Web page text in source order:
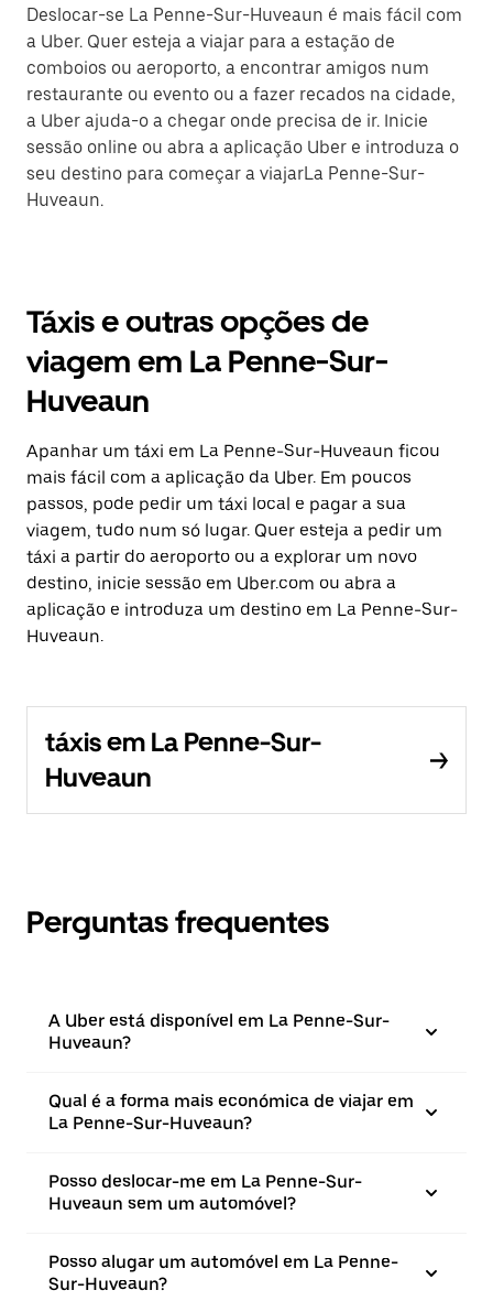
Deslocar-se La Penne-Sur-Huveaun é mais fácil com
a Uber. Quer esteja a viajar para a estação de
comboios ou aeroporto, a encontrar amigos num
restaurante ou evento ou a fazer recados na cidade,
a Uber ajuda-o a chegar onde precisa de ir. Inicie
sessão online ou abra a aplicação Uber e introduza o
seu destino para começar a viajarLa Penne-Sur-
Huveaun.
Táxis e outras opções de
viagem em La Penne-Sur-
Huveaun
Apanhar um táxi em La Penne-Sur-Huveaun ficou
mais fácil com a aplicação da Uber. Em poucos
passos, pode pedir um táxi local e pagar a sua
viagem, tudo num só lugar. Quer esteja a pedir um
táxi a partir do aeroporto ou a explorar um novo
destino, inicie sessão em Uber.com ou abra a
aplicação e introduza um destino em La Penne-Sur-
Huveaun.
táxis em La Penne-Sur-
Huveaun
Perguntas frequentes
A Uber está disponível em La Penne-Sur-
Huveaun?
Qual é a forma mais económica de viajar em
La Penne-Sur-Huveaun?
Posso deslocar-me em La Penne-Sur-
Huveaun sem um automóvel?
Posso alugar um automóvel em La Penne-
Sur-Huveaun?